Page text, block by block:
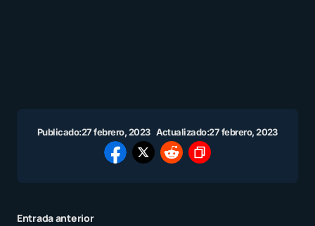
Publicado:27 febrero, 2023 Actualizado:27 febrero, 2023
Entrada anterior